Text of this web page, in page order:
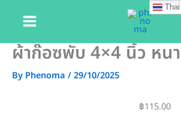
ผ้าก๊อซพับ 4×4 นิ้ว หน
By Phenoma /29/10/2025
฿115.00
Thai